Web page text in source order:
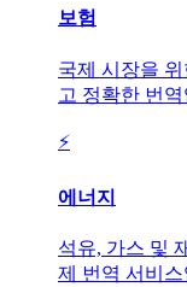
보험
국제 시장을
고 정확한 번
⚡
에너지
석유, 가스 및
제 번역 서비